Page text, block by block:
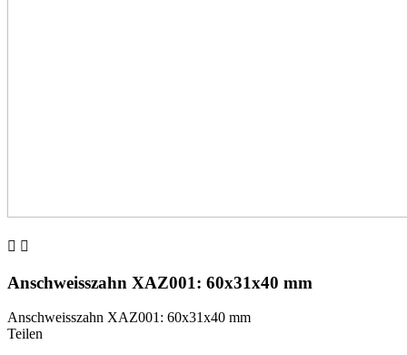
 
Anschweisszahn XAZ001: 60x31x40 mm
Anschweisszahn XAZ001: 60x31x40 mm
Teilen